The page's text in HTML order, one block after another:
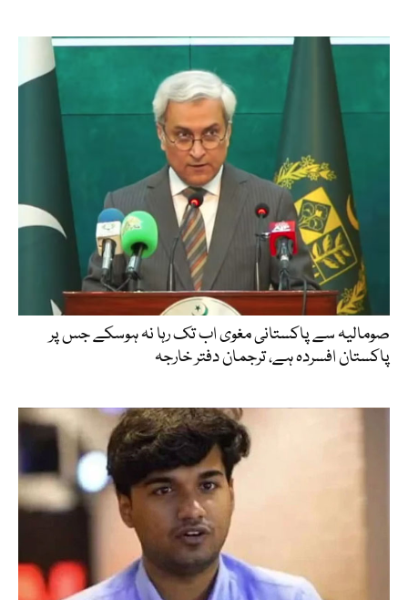
صومالیہ سے پاکستانی مغوی اب تک رہا نہ ہوسکے جس پر
پاکستان افسردہ ہے، ترجمان دفتر خارجہ